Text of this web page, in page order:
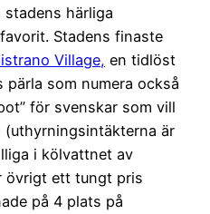
stadens härliga
Stadens finaste
Village, en tidlöst
som numera också
för svenskar som vill
är
i kölvattnet av
övrigt ett tungt pris
på 4 plats på